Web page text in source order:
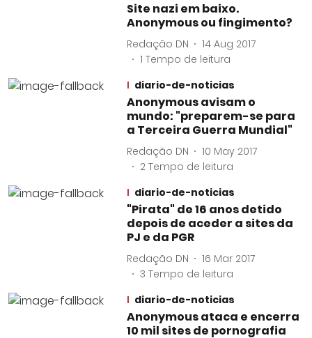
Site nazi em baixo.
Anonymous ou fingimento?
Redação DN
14 Aug 2017
1 Tempo de leitura
diario-de-noticias
Anonymous avisam o
mundo: "preparem-se para
a Terceira Guerra Mundial"
Redação DN
10 May 2017
2 Tempo de leitura
diario-de-noticias
"Pirata" de 16 anos detido
depois de aceder a sites da
PJ e da PGR
Redação DN
16 Mar 2017
3 Tempo de leitura
diario-de-noticias
Anonymous ataca e encerra
10 mil sites de pornografia